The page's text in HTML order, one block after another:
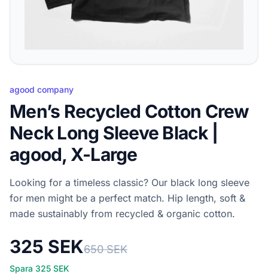
agood company
Men’s Recycled Cotton Crew
Neck Long Sleeve Black |
agood, X-Large
Looking for a timeless classic? Our black long sleeve
for men might be a perfect match. Hip length, soft &
made sustainably from recycled & organic cotton.
325 SEK650 SEK
Spara 325 SEK